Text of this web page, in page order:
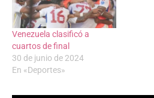
Venezuela clasificó a
cuartos de final
30 de junio de 2024
En «Deportes»